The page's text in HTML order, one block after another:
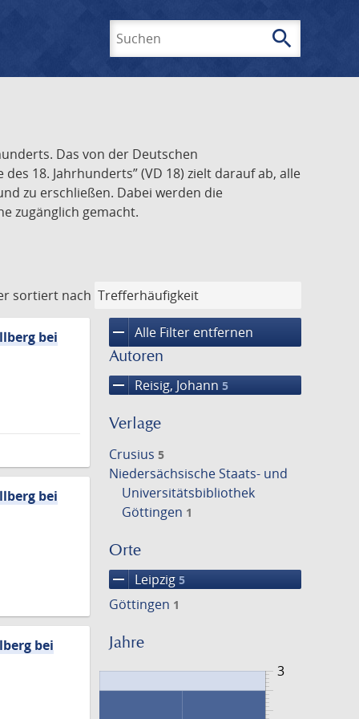
search
Das von der Deutschen
18. Jahrhunderts” (VD 18) zielt darauf ab, alle
zu erschließen. Dabei werden die
zugänglich gemacht.
sortiert nach
remove Alle Filter entfernen
Autoren
remove Reisig, Johann 5
Verlage
Crusius 5
Niedersächsische Staats- und
Universitätsbibliothek
Göttingen 1
Orte
remove Leipzig 5
Göttingen 1
Jahre
3
bei
bei
bei